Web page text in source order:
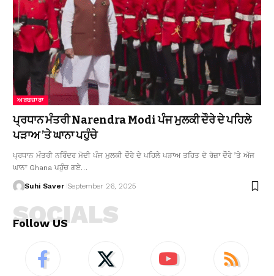
ਅਰਥਚਾਰਾ
ਪ੍ਰਧਾਨ ਮੰਤਰੀ Narendra Modi ਪੰਜ ਮੁਲਕੀ ਦੌਰੇ ਦੇ ਪਹਿਲੇ
ਪੜਾਅ ’ਤੇ ਘਾਨਾ ਪਹੁੰਚੇ
ਪ੍ਰਧਾਨ ਮੰਤਰੀ ਨਰਿੰਦਰ ਮੋਦੀ ਪੰਜ ਮੁਲਕੀ ਦੌਰੇ ਦੇ ਪਹਿਲੇ ਪੜਾਅ ਤਹਿਤ ਦੋ ਰੋਜ਼ਾ ਦੌਰੇ ’ਤੇ ਅੱਜ
ਘਾਨਾ Ghana ਪਹੁੰਚ ਗਏ…
Suhi Saver September 26, 2025
Follow US
SOCIALS